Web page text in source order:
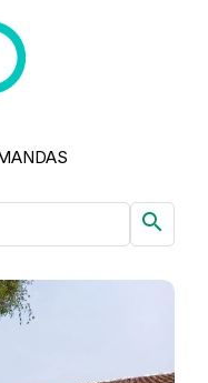
search